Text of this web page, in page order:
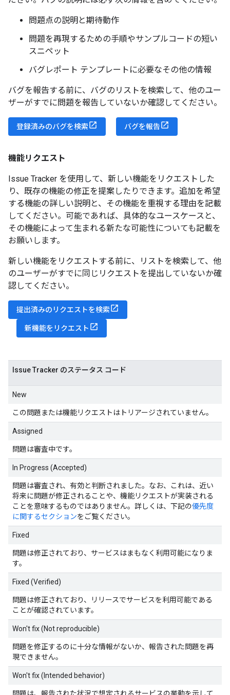
問題点の説明と期待動作
問題を再現するための手順やサンプルコードの短い
スニペット
バグレポート テンプレートに必要なその他の情報
バグを報告する前に、バグのリストを検索して、他のユー
ザーがすでに問題を報告していないか確認してください。
登録済みのバグを検索 バグを報告
機能リクエスト
Issue Tracker を使用して、新しい機能をリクエストした
り、既存の機能の修正を提案したりできます。追加を希望
する機能の詳しい説明と、その機能を重視する理由を記載
してください。可能であれば、具体的なユースケースと、
その機能によって生まれる新たな可能性についても記載を
お願いします。
新しい機能をリクエストする前に、リストを検索して、他
のユーザーがすでに同じリクエストを提出していないか確
認してください。
提出済みのリクエストを検索
新機能をリクエスト
Issue Tracker のステータス コード
New
この問題または機能リクエストはトリアージされていません。
Assigned
問題は審査中です。
In Progress (Accepted)
問題は審査され、有効と判断されました。なお、これは、近い
将来に問題が修正されることや、機能リクエストが実装される
ことを意味するものではありません。詳しくは、下記の優先度
に関するセクションをご覧ください。
Fixed
問題は修正されており、サービスはまもなく利用可能になりま
す。
Fixed (Verified)
問題は修正されており、リリースでサービスを利用可能である
ことが確認されています。
Won't fix (Not reproducible)
問題を修正するのに十分な情報がないか、報告された問題を再
現できません。
Won't fix (Intended behavior)
問題は、報告された状況で想定されるサービスの挙動を示して